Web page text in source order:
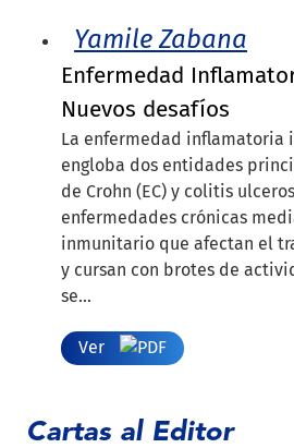
Yamile Zabana
Enfermedad
Nuevos desafíos
La enfermedad inflamatoria
engloba dos entidades
de Crohn (EC) y colitis
enfermedades crónicas
inmunitario que afectan el
y cursan con brotes de
se...
Ver
Cartas al Editor